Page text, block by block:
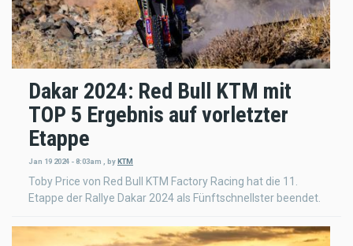
Dakar 2024: Red Bull KTM mit
TOP 5 Ergebnis auf vorletzter
Etappe
Jan 19 2024 - 8:03am , byKTM
Toby Price von Red Bull KTM Factory Racing hat die 11.
Etappe der Rallye Dakar 2024 als Fünftschnellster beendet.